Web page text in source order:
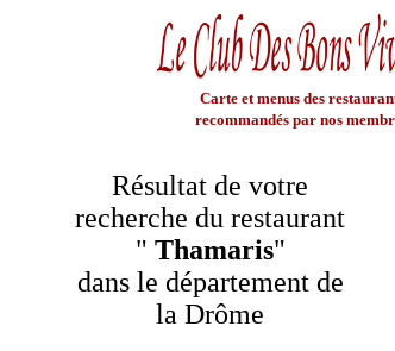
Carte et menus des
recommandés par nos
Résultat de votre
recherche du restaurant
" Thamaris"
dans le département de
la Drôme